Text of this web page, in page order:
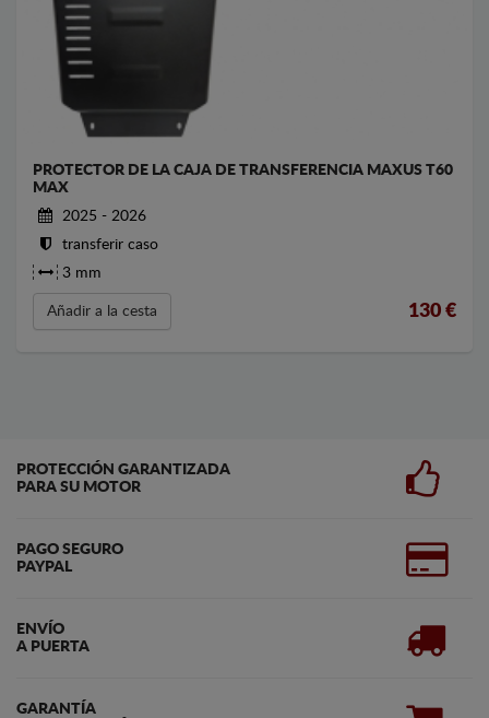
PROTECTOR DE LA CAJA DE TRANSFERENCIA MAXUS T60
MAX
2025 - 2026
transferir caso
3 mm
Añadir a la cesta 130 €
PROTECCIÓN GARANTIZADA
PARA SU MOTOR
PAGO SEGURO
PAYPAL
ENVÍO
A PUERTA
GARANTÍA